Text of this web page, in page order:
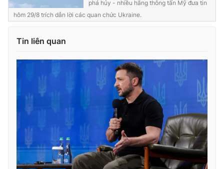
phá hủy - nhiều hãng thông tấn Mỹ đưa tin
hôm 29/8 trích dẫn lời các quan chức Ukraine.
Tin liên quan